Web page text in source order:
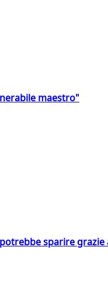
maestro"
sparire grazie